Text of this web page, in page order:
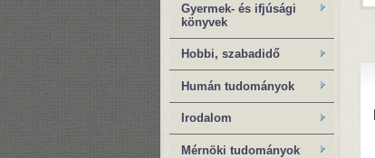
Gyermek- és ifjúsági
könyvek
Hobbi, szabadidő
Humán tudományok
Irodalom
Mérnöki tudományok